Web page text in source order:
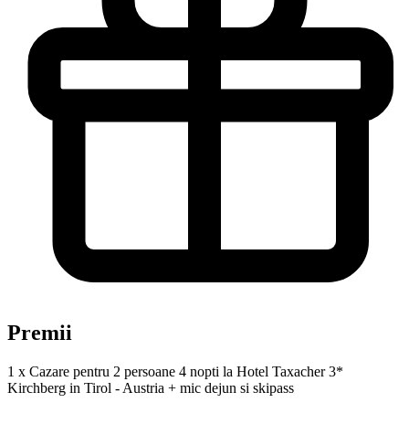
Premii
1 x Cazare pentru 2 persoane 4 nopti la Hotel Taxacher 3*
Kirchberg in Tirol - Austria + mic dejun si skipass